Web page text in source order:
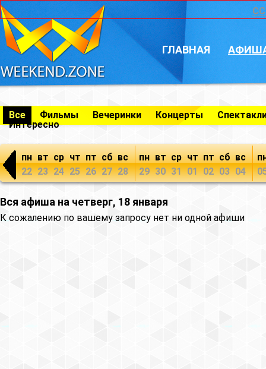
ГЛАВНАЯ
Все Фильмы Вечеринки Концерты
Интересно
пн
22
вт
23
ср
24
чт
25
пт
26
сб
27
вс
28
пн
29
вт
30
ср
31
чт
01
пт
02
сб
03
вс
04
Вся афиша на четверг, 18 января
К сожалению по вашему запросу нет ни одной афиши